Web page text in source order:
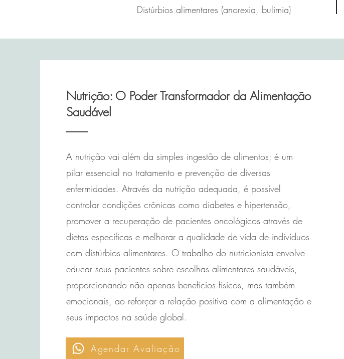
Distúrbios alimentares (anorexia, bulimia)
Nutrição: O Poder Transformador da Alimentação
Saudável
A nutrição vai além da simples ingestão de alimentos; é um
pilar essencial no tratamento e prevenção de diversas
enfermidades. Através da nutrição adequada, é possível
controlar condições crônicas como diabetes e hipertensão,
promover a recuperação de pacientes oncológicos através de
dietas específicas e melhorar a qualidade de vida de indivíduos
com distúrbios alimentares. O trabalho do nutricionista envolve
educar seus pacientes sobre escolhas alimentares saudáveis,
proporcionando não apenas benefícios físicos, mas também
emocionais, ao reforçar a relação positiva com a alimentação e
seus impactos na saúde global.
Agendar Avaliação